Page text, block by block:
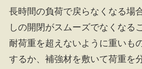
長時間の負荷で戻らなくなる場
しの開閉がスムーズでなくなる
耐荷重を超えないように重いも
するか、補強材を敷いて荷重を